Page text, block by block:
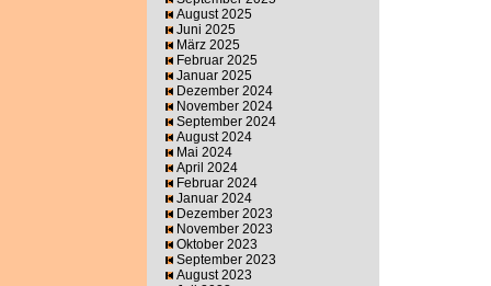
August 2025
Juni 2025
März 2025
Februar 2025
Januar 2025
Dezember 2024
November 2024
September 2024
August 2024
Mai 2024
April 2024
Februar 2024
Januar 2024
Dezember 2023
November 2023
Oktober 2023
September 2023
August 2023